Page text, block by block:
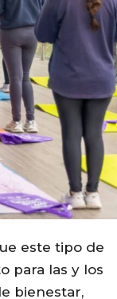
este tipo de
para las y los
bienestar,